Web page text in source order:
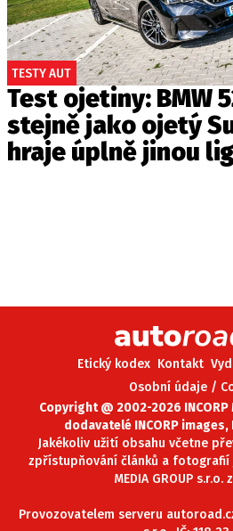
TESTY AUT
Test ojetiny: BMW
stejně jako ojetý
hraje úplně jinou
Etický kodex Kontakt
Osobní údaje /
Copyright @ 2002-2026 INCORP
dodavatelé INCORP images,
Jakékoliv užití obsahu včetne
zpřístupňování článků a fotografií
MEDIA GROUP s.r.o.
Provozovatelem serveru autoroad.cz